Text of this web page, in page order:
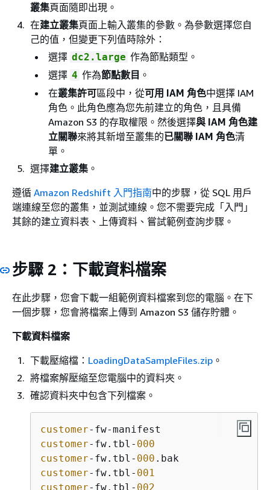
叢集頁面隨即出現。
在建立叢集頁面上輸入叢集的參數。為參數選擇您自
己的值，但變更下列值時除外：
選擇 dc2.large 作為節點類型。
選擇 4 作為節點數目 。
在叢集許可區段中，從可用 IAM 角色中選擇 IAM
角色。此角色應為您先前建立的角色，且具備
Amazon S3 的存取權限。然後選擇與 IAM 角色建
立關聯來將其新增至叢集的已關聯 IAM 角色清
單。
選擇建立叢集 。
遵循 Amazon Redshift 入門指南中的步驟，從 SQL 用戶
端連線至您的叢集，並測試連線。您不需要完成「入門」
其餘的建立資料表、上傳資料、嘗試範例查詢步驟。
步驟 2：下載資料檔案
在此步驟，您會下載一組範例資料檔案到您的電腦。在下
一個步驟，您會將檔案上傳到 Amazon S3 儲存貯體。
下載資料檔案
下載壓縮檔： LoadingDataSampleFiles.zip 。
將檔案解壓縮至您電腦中的資料夾。
確認資料夾中包含下列檔案。
customer
customer-fw.tbl- 000
customer-fw.tbl- 000
customer-fw.tbl- 001
customer-fw.tbl- 002